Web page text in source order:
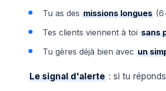
Tu as des missions longues
Tes clients viennent à toi sans
Tu gères déjà bien avec un
Le signal d'alerte : si tu